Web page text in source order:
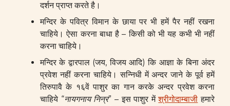
दर्शन प्राप्त करते है।
मन्दिर के पवित्र विमान के छाया पर भी हमें पैर नहीं रखना
चाहिये। ऐसा करना बाधा है – किसी को भी यह कभी भी नहीं
करना चाहिये।
मन्दिर के द्वारपाल (जय, विजय आदि) कि आज्ञा के बिना अंदर
प्रवेश नहीं करना चाहिये। सन्निधी में अन्दर जाने के पूर्व हमें
तिरुपावै के १६वें पाशुर का गान करके अन्दर प्रवेश करना
चाहिये “नायगनाय निन्र” – इस पाशुर मेंश्रीगोदाम्बाजी हमारे